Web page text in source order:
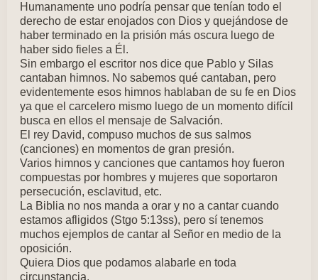
Humanamente uno podría pensar que tenían todo el
derecho de estar enojados con Dios y quejándose de
haber terminado en la prisión más oscura luego de
haber sido fieles a Él.
Sin embargo el escritor nos dice que Pablo y Silas
cantaban himnos. No sabemos qué cantaban, pero
evidentemente esos himnos hablaban de su fe en Dios
ya que el carcelero mismo luego de un momento difícil
busca en ellos el mensaje de Salvación.
El rey David, compuso muchos de sus salmos
(canciones) en momentos de gran presión.
Varios himnos y canciones que cantamos hoy fueron
compuestas por hombres y mujeres que soportaron
persecución, esclavitud, etc.
La Biblia no nos manda a orar y no a cantar cuando
estamos afligidos (Stgo 5:13ss), pero sí tenemos
muchos ejemplos de cantar al Señor en medio de la
oposición.
Quiera Dios que podamos alabarle en toda
circunstancia.